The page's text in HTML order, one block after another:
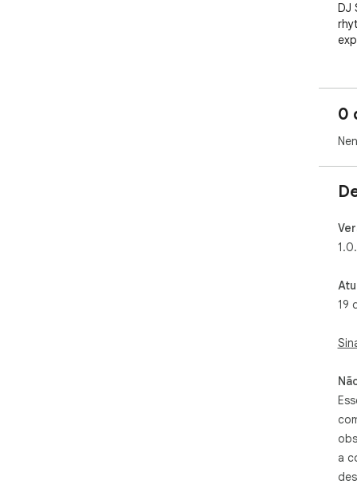
DJ
0
19
a